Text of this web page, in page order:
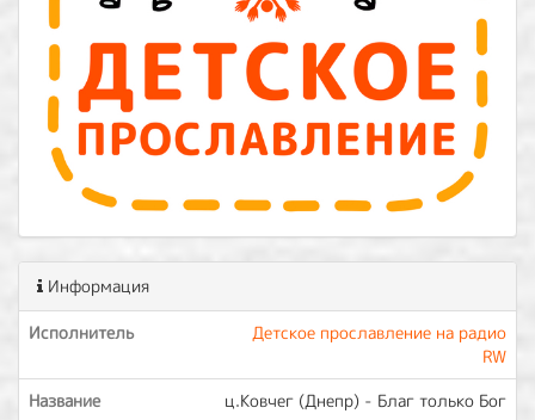
Информация
Исполнитель
Детское прославление на радио
RW
Название
ц.Ковчег (Днепр) - Благ только Бог